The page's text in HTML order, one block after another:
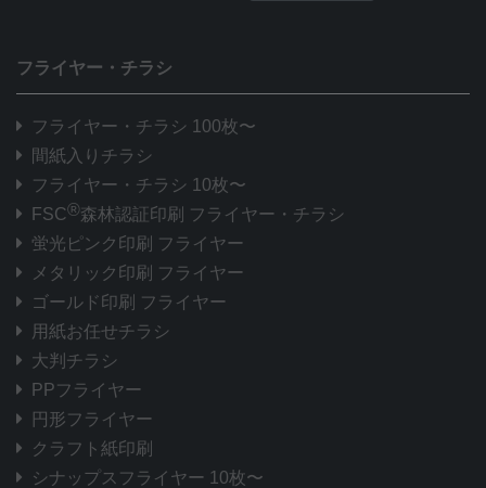
フライヤー・チラシ
フライヤー・チラシ 100枚〜
間紙入りチラシ
フライヤー・チラシ 10枚〜
FSC®森林認証印刷 フライヤー・チラシ
蛍光ピンク印刷 フライヤー
メタリック印刷 フライヤー
ゴールド印刷 フライヤー
用紙お任せチラシ
大判チラシ
PPフライヤー
円形フライヤー
クラフト紙印刷
シナップスフライヤー 10枚〜